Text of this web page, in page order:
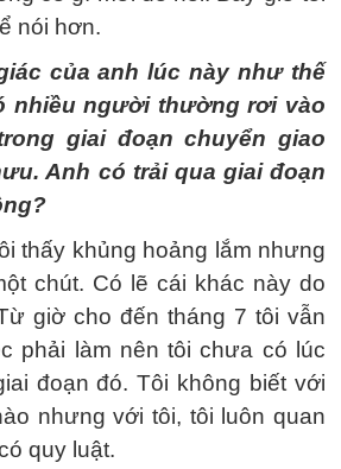
nói hơn.
của anh lúc này như thế
nhiều người thường rơi vào
giai đoạn chuyển giao
Anh có trải qua giai đoạn
thấy khủng hoảng lắm nhưng
chút. Có lẽ cái khác này do
giờ cho đến tháng 7 tôi vẫn
phải làm nên tôi chưa có lúc
đoạn đó. Tôi không biết với
nhưng với tôi, tôi luôn quan
quy luật.